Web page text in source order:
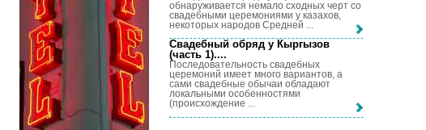
обнаруживается немало сходных черт со
свадебными церемониями у казахов,
некоторых народов Средней ...
Свадебный обряд у Кыргызов
(часть 1)....
Последовательность свадебных
церемоний имеет много вариантов, а
сами свадебные обычаи обладают
локальными особенностями
(происхождение ...